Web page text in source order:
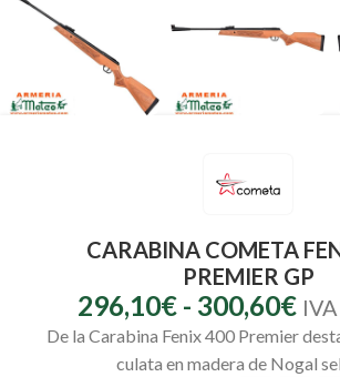
CARABINA COMETA
PREMIER GP
296,10€ - 300,60€
De la Carabina Fenix 400 Premier
culata en madera de Nogal